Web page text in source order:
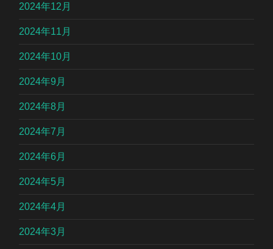
2024年12月
2024年11月
2024年10月
2024年9月
2024年8月
2024年7月
2024年6月
2024年5月
2024年4月
2024年3月